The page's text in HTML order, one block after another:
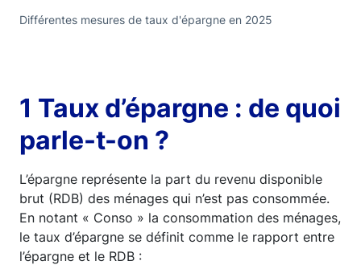
Différentes mesures de taux d'épargne en 2025
1 Taux d’épargne : de quoi
parle-t-on ?
L’épargne représente la part du revenu disponible
brut (RDB) des ménages qui n’est pas consommée.
En notant « Conso » la consommation des ménages,
le taux d’épargne se définit comme le rapport entre
l’épargne et le RDB :